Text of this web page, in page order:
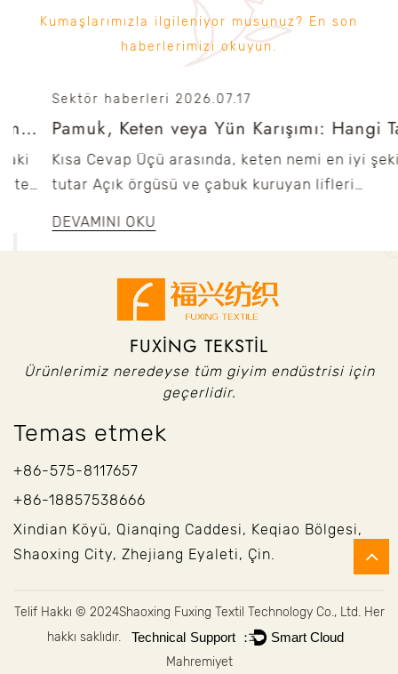
Kumaşlarımızla ilgileniyor musunuz? En son
haberlerimizi okuyun.
Sektör haberleri 2026.07.17
Pamuk, Keten veya Yün Karışımı: Hangi Takım Elbise Kumaşı Nemi En İyi Şekilde Tutar?
Kısa Cevap Üçü arasında, keten nemi en iyi şekilde
tutar Açık örgüsü ve çabuk kuruyan lifleri
DEVAMINI OKU
FUXING TEKSTIL
Ürünlerimiz neredeyse tüm giyim endüstrisi için
geçerlidir.
Temas etmek
+86-575-8117657
+86-18857538666
Xindian Köyü, Qianqing Caddesi, Keqiao Bölgesi,
Shaoxing City, Zhejiang Eyaleti, Çin.
Telif Hakkı © 2024Shaoxing Fuxing Textil Technology Co., Ltd.Her
hakkı saklıdır.Technical Support ： Smart Cloud
Mahremiyet